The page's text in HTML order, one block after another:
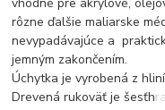
vhodné pre akrylové,
rôzne ďalšie maliarske
nevypadávajúce a
jemným zakončením.
Úchytka je vyrobená z
Drevená rukoväť je